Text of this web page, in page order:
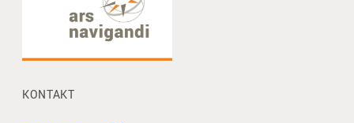
KONTAKT